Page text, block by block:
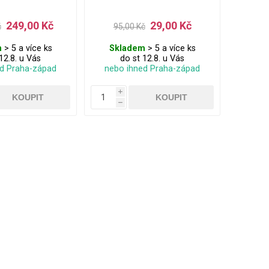
249,00 Kč
> 5 a více ks
u Vás
Praha-západ
95,00 Kč 29,00 Kč
Skladem > 5 a více ks
do st 12.8. u Vás
nebo ihned Praha-západ
i
h